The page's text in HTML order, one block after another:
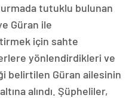
tutuklu bulunan
Güran ile
için sahte
yönlendirdikleri ve
belirtilen Güran ailesinin
alındı. Şüpheliler,